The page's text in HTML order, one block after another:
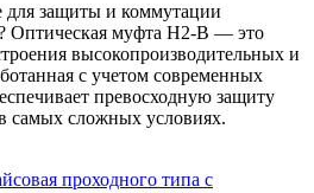
– 1 шт.
соответствует
самым строгим
стандартам качества и
защиты и коммутации
Оптическая муфта H2-B — это
высокопроизводительных и
с учетом современных
превосходную защиту
самых сложных условиях.